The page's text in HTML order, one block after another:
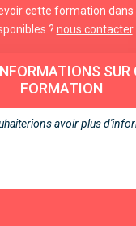
cette formation dans
? nous contacter.
SUR
FORMATION